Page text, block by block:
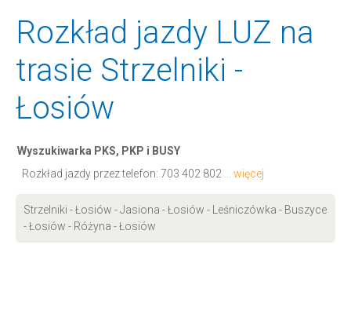
Rozkład jazdy LUZ na
trasie Strzelniki -
Łosiów
Wyszukiwarka PKS, PKP i BUSY
Rozkład jazdy przez telefon: 703 402 802 ... więcej
Strzelniki - Łosiów - Jasiona - Łosiów - Leśniczówka - Buszyce
- Łosiów - Różyna - Łosiów